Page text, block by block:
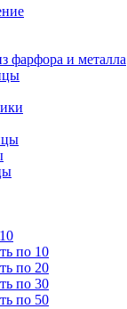
фарфора и металла
по 10
по 20
по 30
по 50